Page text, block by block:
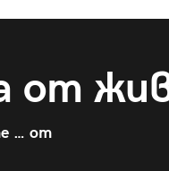
от
… от